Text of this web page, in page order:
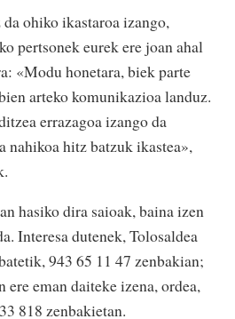
ohiko ikastaroa izango,
pertsonek eurek ere joan ahal
«Modu honetara, biek parte
arteko komunikazioa landuz.
errazagoa izango da
nahikoa hitz batzuk ikastea»,
hasiko dira saioak, baina izen
Interesa dutenek, Tolosaldea
943 65 11 47 zenbakian;
ere eman daiteke izena, ordea,
818 zenbakietan.